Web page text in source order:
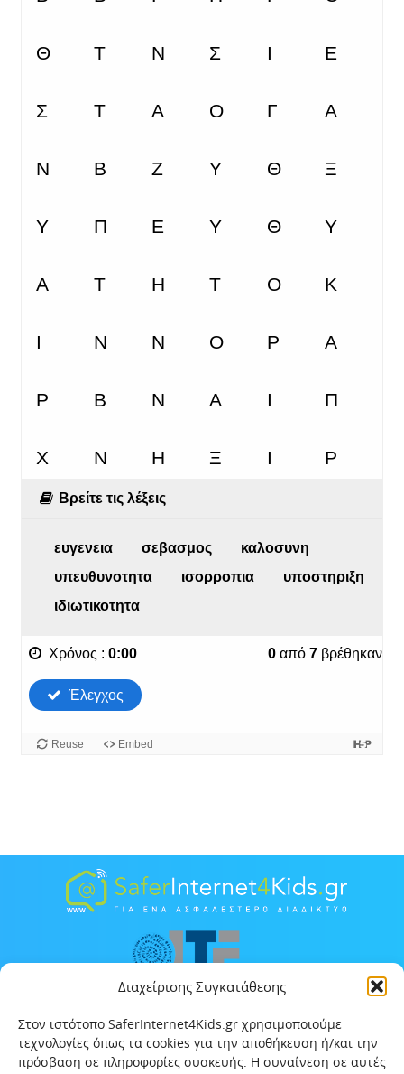
Διαχείρισης Συγκατάθεσης
Στον ιστότοπο SaferInternet4Kids.gr χρησιμοποιούμε
τεχνολογίες όπως τα cookies για την αποθήκευση ή/και την
πρόσβαση σε πληροφορίες συσκευής. Η συναίνεση σε αυτές